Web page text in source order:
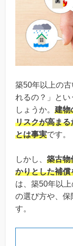
築50年以上の
れるの？」と
しょうか。 建物
リスクが高ま
とは事実です。
しかし、 築古物
かりとした補
は、築50年以
の選び方や、保
す。